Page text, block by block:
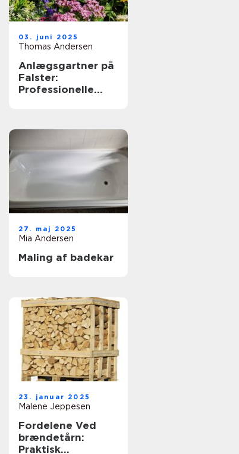
03. juni 2025
Thomas Andersen
Anlægsgartner på
Falster:
Professionelle
27. maj 2025
Mia Andersen
Maling af badekar
23. januar 2025
Malene Jeppesen
Fordelene Ved
brændetårn:
Praktisk